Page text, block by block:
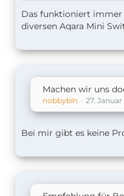
Das funktioniert immer
diversen Aqara Mini
Machen wir uns
nobbybln 27. Januar
Bei mir gibt es keine